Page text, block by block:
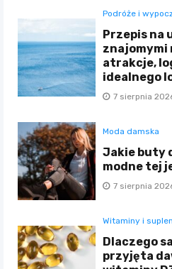
Podróże i
Przepis na
znajomymi
atrakcje,
idealnego
7 sierpnia
Moda damska
Jakie buty
modne tej
7 sierpnia
Witaminy i
Dlaczego
przyjęta